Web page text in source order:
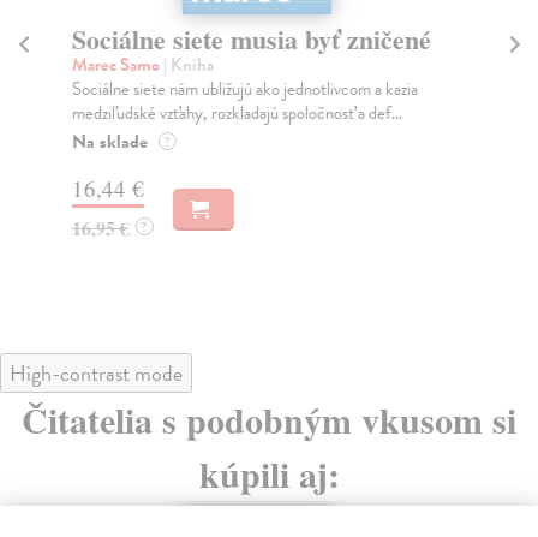
Sociálne siete musia byť zničené
Marec Samo| Kniha
Sociálne siete nám ubližujú ako jednotlivcom a kazia
medziľudské vzťahy, rozkladajú spoločnosť a def...
Na sklade ?
16,44 €
16,95 € ?
High-contrast mode
Čitatelia s podobným vkusom si
kúpili aj: